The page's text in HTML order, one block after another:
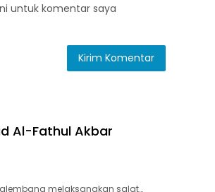
untuk komentar saya
Al-Fathul Akbar
melaksanakan salat…